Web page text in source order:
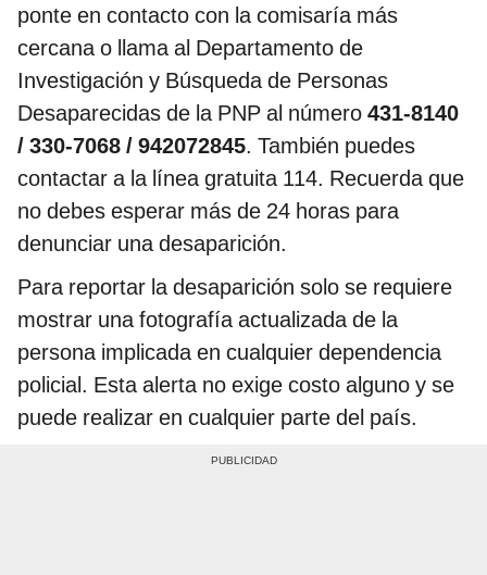
ponte en contacto con la comisaría más
cercana o llama al Departamento de
Investigación y Búsqueda de Personas
Desaparecidas de la PNP al número 431-8140
/ 330-7068 / 942072845. También puedes
contactar a la línea gratuita 114. Recuerda que
no debes esperar más de 24 horas para
denunciar una desaparición.
Para reportar la desaparición solo se requiere
mostrar una fotografía actualizada de la
persona implicada en cualquier dependencia
policial. Esta alerta no exige costo alguno y se
puede realizar en cualquier parte del país.